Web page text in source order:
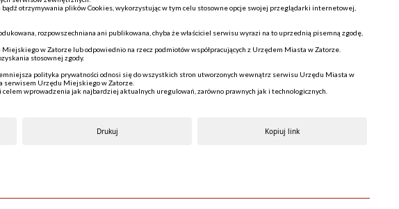
otrzymywania plików Cookies, wykorzystując w tym celu stosowne opcje swojej przeglądarki internetowej,
rozpowszechniana ani publikowana, chyba że właściciel serwisu wyrazi na to uprzednią pisemną zgodę,
w Zatorze lub odpowiednio na rzecz podmiotów współpracujących z Urzędem Miasta w Zatorze.
stosownej zgody.
polityka prywatności odnosi się do wszystkich stron utworzonych wewnątrz serwisu Urzędu Miasta w
serwisem Urzędu Miejskiego w Zatorze.
wprowadzenia jak najbardziej aktualnych uregulowań, zarówno prawnych jak i technologicznych.
Drukuj Kopiuj link